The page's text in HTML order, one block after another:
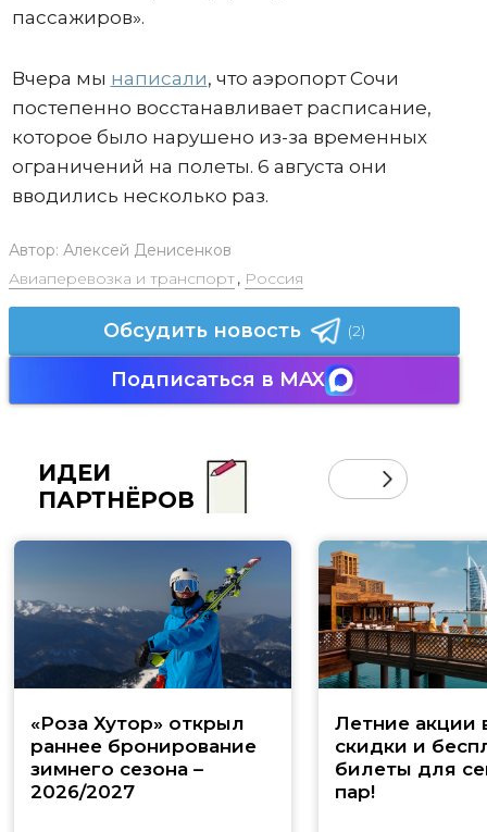
пассажиров».
Вчера мы написали, что аэропорт Сочи
постепенно восстанавливает расписание,
которое было нарушено из-за временных
ограничений на полеты. 6 августа они
вводились несколько раз.
Автор: Алексей Денисенков
Авиаперевозка и транспорт, Россия
Обсудить новость (2)
Подписаться в MAX
ИДЕИ
ПАРТНЁРОВ
«Роза Хутор» открыл
раннее бронирование
зимнего сезона –
2026/2027
Летние акции
скидки и
билеты для
пар!